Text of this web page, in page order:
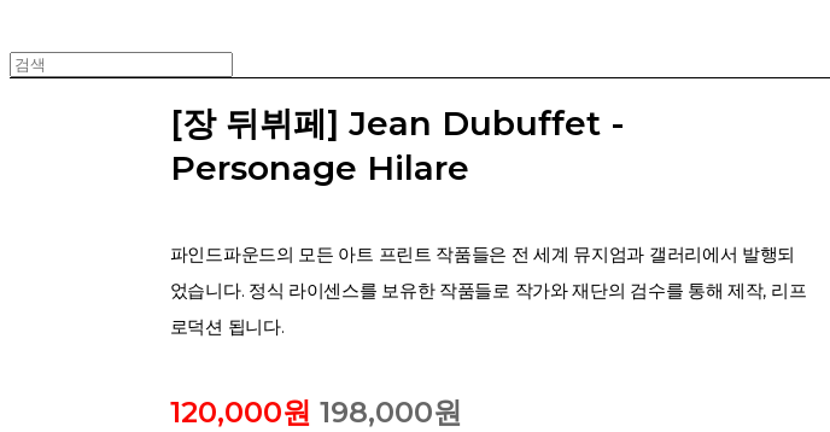
[장 뒤뷔페] Jean Dubuffet -
Personage Hilare
파인드파운드의 모든 아트 프린트 작품들은 전 세계 뮤지엄과 갤러리에서 발행되
었습니다. 정식 라이센스를 보유한 작품들로 작가와 재단의 검수를 통해 제작, 리프
로덕션 됩니다.
120,000원 198,000원